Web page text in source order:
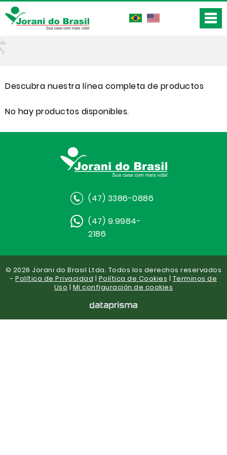
Descubra nuestra línea completa de productos
No hay productos disponibles.
(47) 3386-0886
(47) 9.9984-
2186
© 2026 Jorani do Brasil Ltda. Todos los derechos reservados
- Política de Privacidad | Política de Cookies | Terminos de
Uso | Mi configuración de cookies